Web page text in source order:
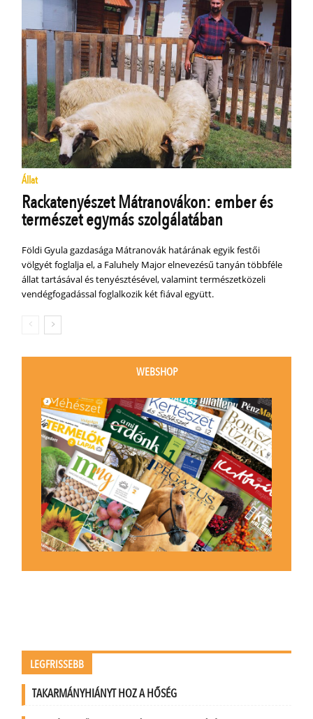
Állat
Rackatenyészet Mátranovákon: ember és
természet egymás szolgálatában
Földi Gyula gazdasága Mátranovák határának egyik festői
völgyét foglalja el, a Faluhely Major elnevezésű tanyán többféle
állat tartásával és tenyésztésével, valamint természetközeli
vendégfogadással foglalkozik két fiával együtt.
WEBSHOP
LEGFRISSEBB
TAKARMÁNYHIÁNYT HOZ A HŐSÉG